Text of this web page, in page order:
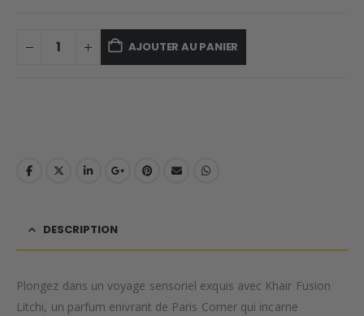
AJOUTER AU PANIER
DESCRIPTION
Plongez dans un voyage sensoriel exquis avec Khair Fusion
Litchi, un parfum enivrant de Paris Corner qui incarne